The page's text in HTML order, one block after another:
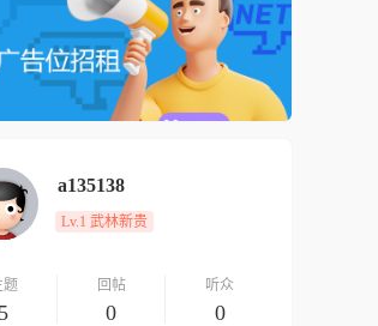
a135138
Lv.1 武林新贵
题
5
回帖
0
听众
0